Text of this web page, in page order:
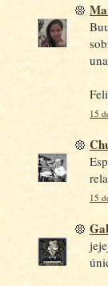
15
15